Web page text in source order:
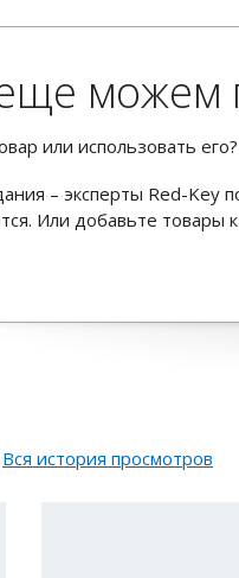
можем
или использовать его?
– эксперты Red-Key
Или добавьте
Вся история просмотров